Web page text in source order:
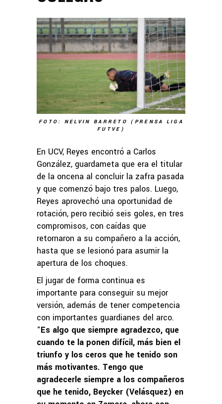
FOTO: NELVIN BARRETO (PRENSA LIGA
FUTVE)
En UCV, Reyes encontró a Carlos
González, guardameta que era el titular
de la oncena al concluir la zafra pasada
y que comenzó bajo tres palos. Luego,
Reyes aprovechó una oportunidad de
rotación, pero recibió seis goles, en tres
compromisos, con caídas que
retornaron a su compañero a la acción,
hasta que se lesionó para asumir la
apertura de los choques.
El jugar de forma continua es
importante para conseguir su mejor
versión, además de tener competencia
con importantes guardianes del arco.
“Es algo que siempre agradezco, que
cuando te la ponen difícil, más bien el
triunfo y los ceros que he tenido son
más motivantes. Tengo que
agradecerle siempre a los compañeros
que he tenido, Beycker (Velásquez) en